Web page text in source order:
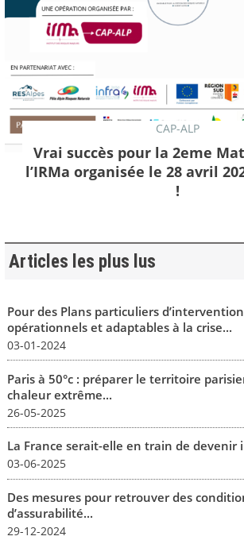
CAP-ALP
Vrai succès pour la 2eme
l’IRMa organisée le 28 avril
!
Articles les plus lus
Pour des Plans particuliers
opérationnels et adaptables à la crise...
03-01-2024
Paris à 50°c : préparer le territoire
chaleur extrême...
26-05-2025
La France serait-elle en train de devenir
03-06-2025
Des mesures pour retrouver des
d’assurabilité...
29-12-2024